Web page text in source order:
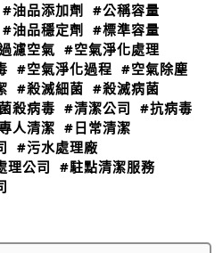
#油品添加劑
#公稱容量
#油品穩定劑
#標準容量
濾空氣 #空氣淨化處理
#空氣淨化過程 #空氣除塵
#殺滅細菌 #殺滅病菌
殺病毒 #清潔公司 #抗病毒
人清潔 #日常清潔
#污水處理廠
理公司
#駐點清潔服務